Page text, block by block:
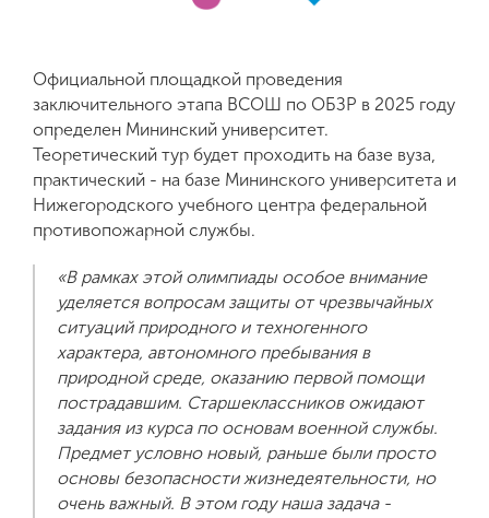
Международная
Другие виды
деятельности
Студенческая жизнь
Сведения об
образовательной
организации
CHI
Официальной площадкой проведения
заключительного этапа ВСОШ по ОБЗР в 2025 году
определен Мининский университет.
Теоретический тур будет проходить на базе вуза,
практический - на базе Мининского университета и
Нижегородского учебного центра федеральной
противопожарной службы.
«В рамках этой олимпиады особое внимание
уделяется вопросам защиты от чрезвычайных
ситуаций природного и техногенного
характера, автономного пребывания в
природной среде, оказанию первой помощи
пострадавшим. Старшеклассников ожидают
задания из курса по основам военной службы.
Предмет условно новый, раньше были просто
основы безопасности жизнедеятельности, но
очень важный. В этом году наша задача -